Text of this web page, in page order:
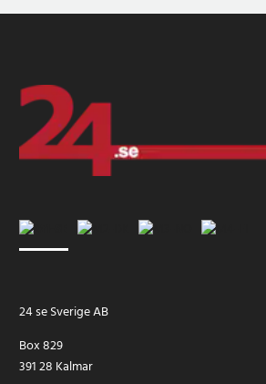
24 se Sverige AB
Box 829
391 28 Kalmar